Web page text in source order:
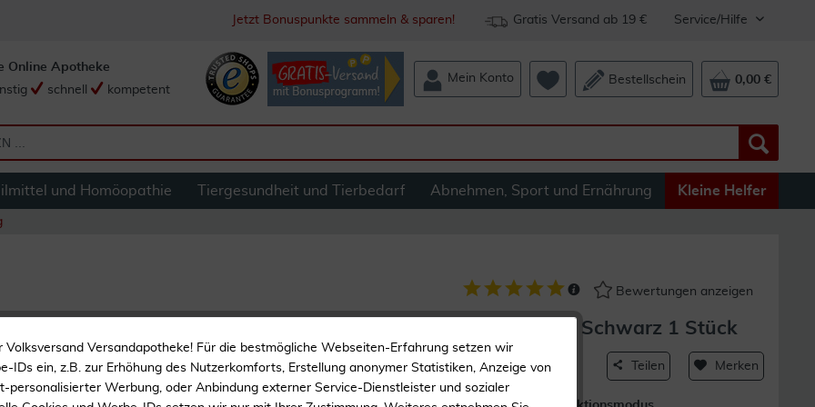
Service/Hilfe
Gratis Versand ab 19 €
Jetzt Bonuspunkte sammeln & sparen!
Online Apotheke
schnell kompetent
Mein Konto Bestellschein 0,00 €
und Homöopathie Tiergesundheit und Tierbedarf Abnehmen, Sport und Ernährung Kleine Helfer
Bewertungen anzeigen
Omron Walking Style Iv Schrittzähler Schwarz 1 Stück
Teilen Merken
Versandapotheke! Für die bestmögliche Webseiten-Erfahrung setzen wir
IDs ein, z.B. zur Erhöhung des Nutzerkomforts, Erstellung anonymer Statistiken, Anzeige von
personalisierter Werbung, oder Anbindung externer Service-Dienstleister und sozialer